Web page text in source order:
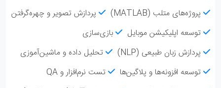
پروژه‌های متلب (MATLAB)
پردازش تصویر و چهره‌گرفتن
توسعه اپلیکیشن موبایل
بازی‌سازی
پردازش زبان طبیعی (NLP)
تحلیل داده و ماشین‌آموزی
توسعه افزونه‌ها و پلاگین‌ها
تست نرم‌افزار و QA